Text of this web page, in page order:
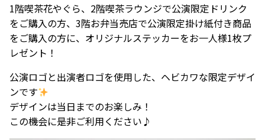
1階喫茶花やぐら、2階喫茶ラウンジで公演限定ドリンク
をご購入の方、3階お弁当売店で公演限定掛け紙付き商品
をご購入の方に、オリジナルステッカーをお一人様1枚プ
レゼント！
公演ロゴと出演者ロゴを使用した、ヘビカワな限定デザイ
ンです
デザインは当日までのお楽しみ！
この機会に是非ご利用ください♪